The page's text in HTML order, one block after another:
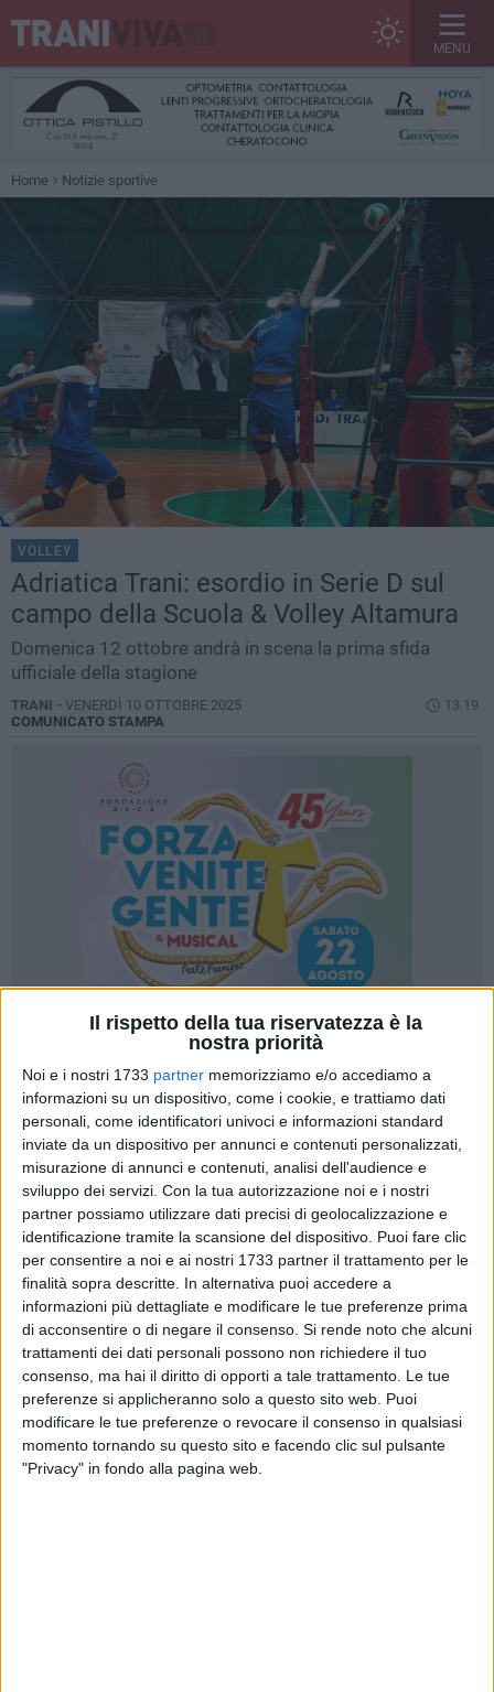
Il rispetto della tua riservatezza è la
nostra priorità
Noi e i nostri 1733 partner memorizziamo e/o accediamo a
informazioni su un dispositivo, come i cookie, e trattiamo dati
personali, come identificatori univoci e informazioni standard
inviate da un dispositivo per annunci e contenuti personalizzati,
misurazione di annunci e contenuti, analisi dell'audience e
sviluppo dei servizi. Con la tua autorizzazione noi e i nostri
partner possiamo utilizzare dati precisi di geolocalizzazione e
identificazione tramite la scansione del dispositivo. Puoi fare clic
per consentire a noi e ai nostri 1733 partner il trattamento per le
finalità sopra descritte. In alternativa puoi accedere a
informazioni più dettagliate e modificare le tue preferenze prima
di acconsentire o di negare il consenso. Si rende noto che alcuni
trattamenti dei dati personali possono non richiedere il tuo
consenso, ma hai il diritto di opporti a tale trattamento. Le tue
preferenze si applicheranno solo a questo sito web. Puoi
modificare le tue preferenze o revocare il consenso in qualsiasi
momento tornando su questo sito e facendo clic sul pulsante
"Privacy" in fondo alla pagina web.
MENU
Home Notizie sportive
VOLLEY
Adriatica Trani: esordio in Serie D sul
campo della Scuola & Volley Altamura
Domenica 12 ottobre andrà in scena la prima sfida
ufficiale della stagione
TRANI - VENERDÌ 10 OTTOBRE 2025
13.19
COMUNICATO STAMPA
6
È tempo di debutto perl'Adriatica Trani maschile, pronta a
vivere la sua prima giornata del campionato diSerie D
2025/26 . Domenica 12 ottobre, alle ore 18:30, al Palasport
"Baldassarra" di Altamura andrà in scena la prima sfida
ufficiale della stagione.
L'avversario sarà la Scuola & Volley Altamura, una
formazione giovane e in crescita, della quale si conosce
ancora poco in termini di organico e di potenzialità. Una
condizione che rende la partita ancora più insidiosa,
trattandosi di una prima di campionato da affrontare
lontano dalle mura amiche.